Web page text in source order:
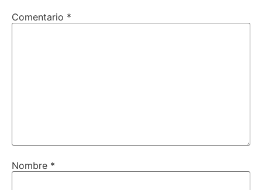
Comentario *
Nombre *